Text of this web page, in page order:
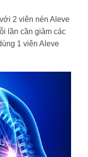
2 viên nén Aleve
lần cần giảm các
1 viên Aleve